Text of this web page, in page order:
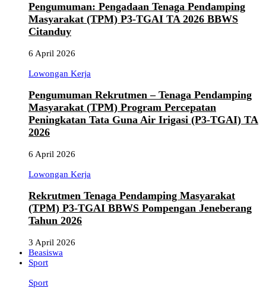
Pengumuman: Pengadaan Tenaga Pendamping
Masyarakat (TPM) P3-TGAI TA 2026 BBWS
Citanduy
6 April 2026
Lowongan Kerja
Pengumuman Rekrutmen – Tenaga Pendamping
Masyarakat (TPM) Program Percepatan
Peningkatan Tata Guna Air Irigasi (P3-TGAI) TA
2026
6 April 2026
Lowongan Kerja
Rekrutmen Tenaga Pendamping Masyarakat
(TPM) P3-TGAI BBWS Pompengan Jeneberang
Tahun 2026
3 April 2026
Beasiswa
Sport
Sport